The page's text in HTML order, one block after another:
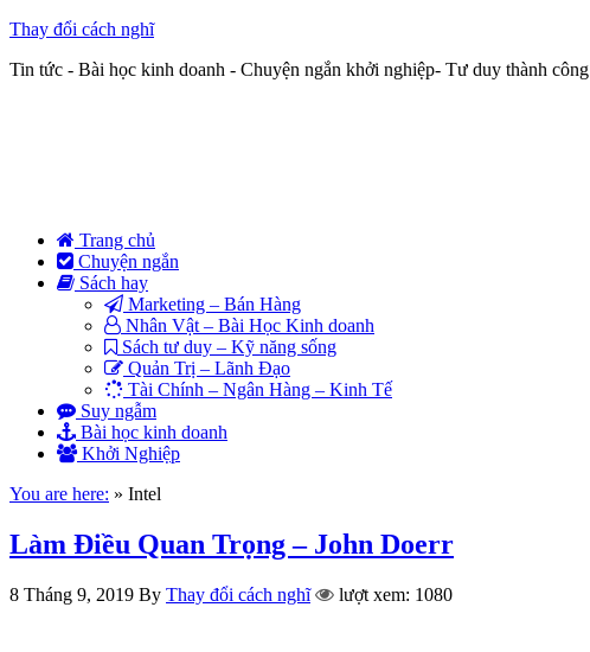
Thay đổi cách nghĩ
Tin tức - Bài học kinh doanh - Chuyện ngắn khởi nghiệp- Tư duy thành công
Trang chủ
Chuyện ngắn
Sách hay
Marketing – Bán Hàng
Nhân Vật – Bài Học Kinh doanh
Sách tư duy – Kỹ năng sống
Quản Trị – Lãnh Đạo
Tài Chính – Ngân Hàng – Kinh Tế
Suy ngẫm
Bài học kinh doanh
Khởi Nghiệp
You are here: » Intel
Làm Điều Quan Trọng – John Doerr
8 Tháng 9, 2019 By Thay đổi cách nghĩ lượt xem: 1080